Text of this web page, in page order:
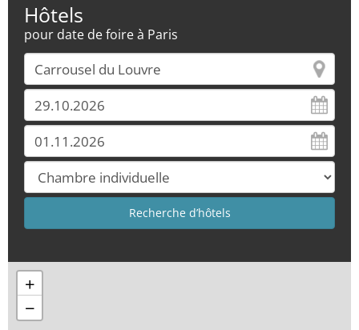
Hôtels
pour date de foire à Paris
+
−